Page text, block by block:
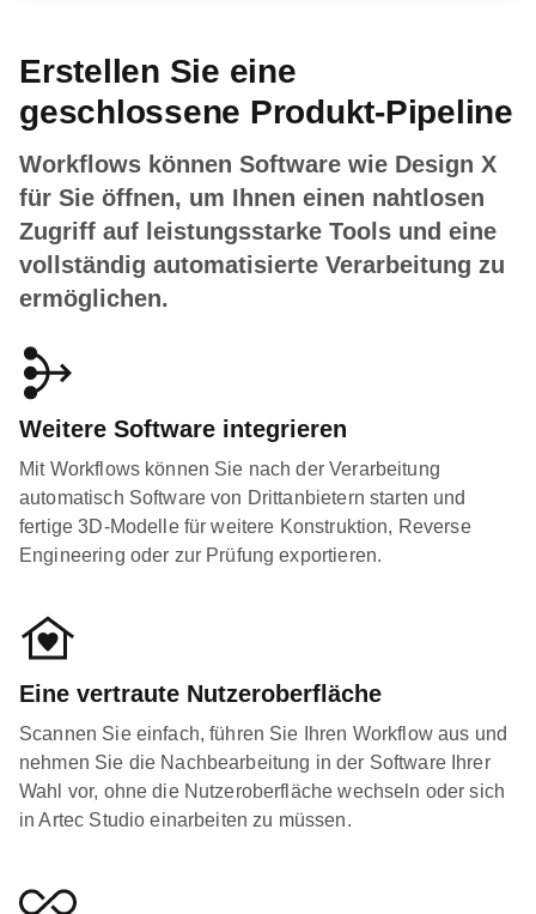
Erstellen Sie eine
geschlossene Produkt-Pipeline
Workflows können Software wie Design X
für Sie öffnen, um Ihnen einen nahtlosen
Zugriff auf leistungsstarke Tools und eine
vollständig automatisierte Verarbeitung zu
ermöglichen.
Weitere Software integrieren
Mit Workflows können Sie nach der Verarbeitung
automatisch Software von Drittanbietern starten und
fertige 3D-Modelle für weitere Konstruktion, Reverse
Engineering oder zur Prüfung exportieren.
Eine vertraute Nutzeroberfläche
Scannen Sie einfach, führen Sie Ihren Workflow aus und
nehmen Sie die Nachbearbeitung in der Software Ihrer
Wahl vor, ohne die Nutzeroberfläche wechseln oder sich
in Artec Studio einarbeiten zu müssen.